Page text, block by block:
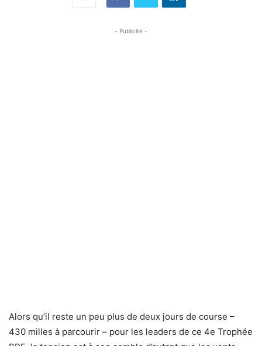
- Publicité -
Alors qu’il reste un peu plus de deux jours de course –
430 milles à parcourir – pour les leaders de ce 4e Trophée